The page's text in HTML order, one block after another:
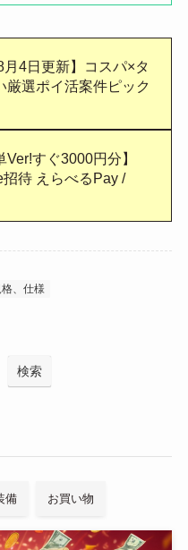
月4日更新】コスパ×タ
厳選ポイ活案件ピック
Ver!すぐ3000円分】
招待 えらべるPay /
、仕様
検索
備 お買い物